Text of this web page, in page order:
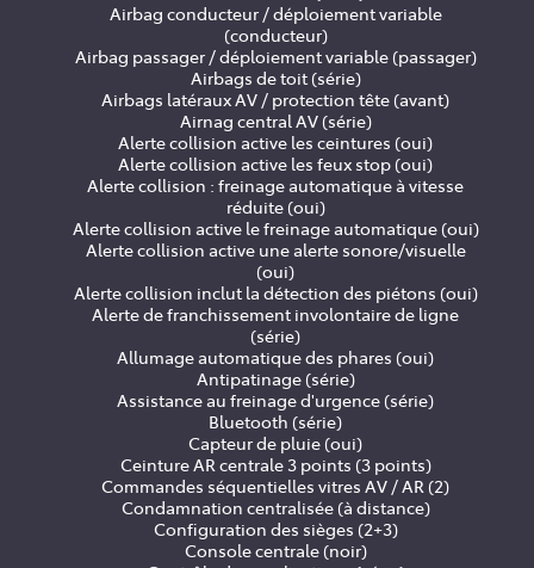
Airbag conducteur / déploiement variable
(conducteur)
Airbag passager / déploiement variable (passager)
Airbags de toit (série)
Airbags latéraux AV / protection tête (avant)
Airnag central AV (série)
Alerte collision active les ceintures (oui)
Alerte collision active les feux stop (oui)
Alerte collision : freinage automatique à vitesse
réduite (oui)
Alerte collision active le freinage automatique (oui)
Alerte collision active une alerte sonore/visuelle
(oui)
Alerte collision inclut la détection des piétons (oui)
Alerte de franchissement involontaire de ligne
(série)
Allumage automatique des phares (oui)
Antipatinage (série)
Assistance au freinage d'urgence (série)
Bluetooth (série)
Capteur de pluie (oui)
Ceinture AR centrale 3 points (3 points)
Commandes séquentielles vitres AV / AR (2)
Condamnation centralisée (à distance)
Configuration des sièges (2+3)
Console centrale (noir)